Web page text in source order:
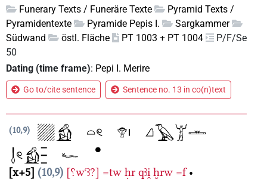
Funerary Texts / Funeräre Texte
Pyramid Texts /
Pyramidentexte
Pyramide Pepis I.
Sargkammer
Südwand
östl. Fläche PT 1003 + PT 1004
P/F/Se
50
Dating (time frame): Pepi I. Merire
Go to/cite sentence Sentence no. 13 in co(n)text
10,9
x+5 10,9 [⸮wꜥꜣ?] =tw ḥr qꜣi̯ ḫrw =f •